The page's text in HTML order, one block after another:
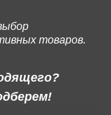
товаров.